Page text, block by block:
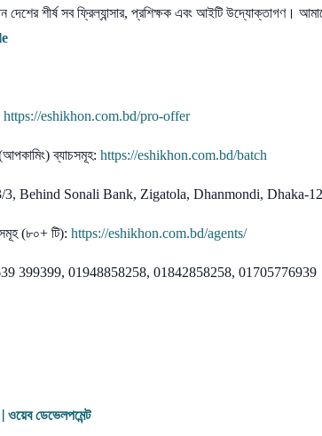
দেশের শীর্ষ সব ফ্রিল্যান্সার, প্রশিক্ষক এবং আইটি উদ্যোক্তাগণ।
https://eshikhon.com.bd/pro-offer
ব্যাচসমূহ:https://eshikhon.com.bd/batch
3, Behind Sonali Bank, Zigatola, Dhanmondi, Dhaka-
(৮০+ টি):https://eshikhon.com.bd/agents/
399399, 01948858258, 01842858258, 01705776939
ডেভেলপমেন্ট